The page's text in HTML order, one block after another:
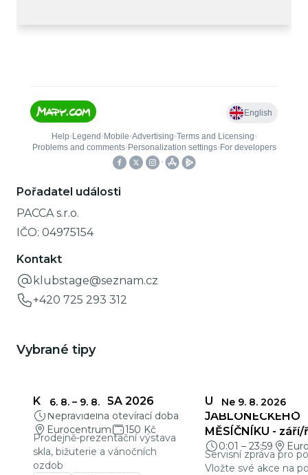
Pořadatel události
PACCA s.r.o.
IČO: 04975154
Kontakt
klubstage@seznam.cz
+420 725 293 312
Vybrané tipy
6. 8. – 9. 8.
KŘEHKÁ KRÁSA 2026
Nepravidelná otevírací doba
Eurocentrum
150 Kč
Prodejně-prezentační výstava
skla, bižuterie a vánočních
ozdob
Ne 9. 8. 2026
UZÁVĚRKY
JABLONECKÉHO
MĚSÍČNÍKU -
0:01 – 23:59
Servisní zpráva pro
Vložte své akce na